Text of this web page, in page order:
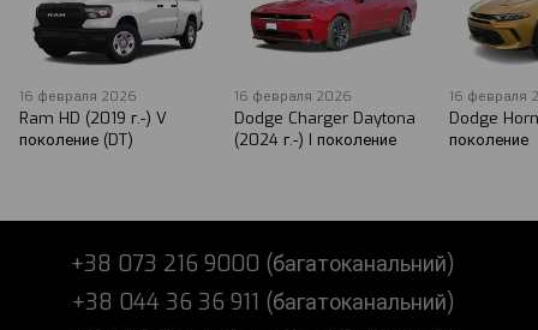
16 февраля 2026
Ram HD (2019 г.-) V
поколение (DT)
16 февраля 2026
Dodge Charger Daytona
(2024 г.-) I поколение
16 февраля
Dodge
поколение
+38 073 216 9000 (багатоканальний)
+38 044 36 36 911 (багатоканальний)